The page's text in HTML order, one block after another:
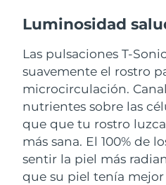
Luminosidad
Las pulsaciones T-
suavemente el rostro
microcirculación.
nutrientes sobre las
que que tu rostro
más sana. El 100% de
sentir la piel más
que su piel tenía mejor
Eslovaquia
Eslovenia
Sudáfrica
Corea del Sur